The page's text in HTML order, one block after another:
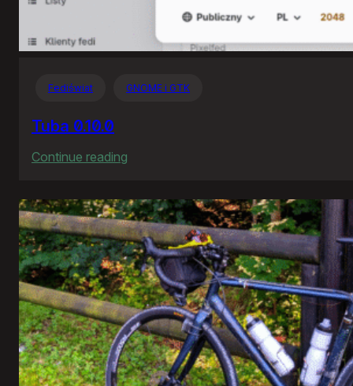
Fediświat GNOME i GTK
Tuba 0.10.0
Continue reading
0.10.0